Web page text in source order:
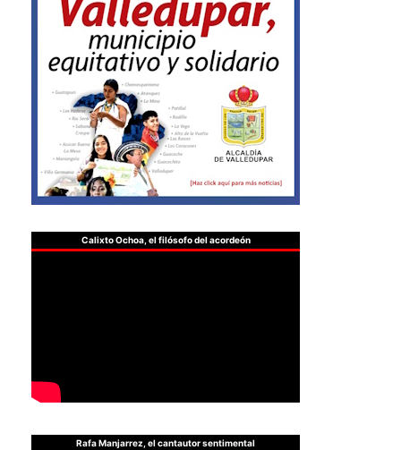
Calixto Ochoa, el filósofo del acordeón
Rafa Manjarrez, el cantautor sentimental